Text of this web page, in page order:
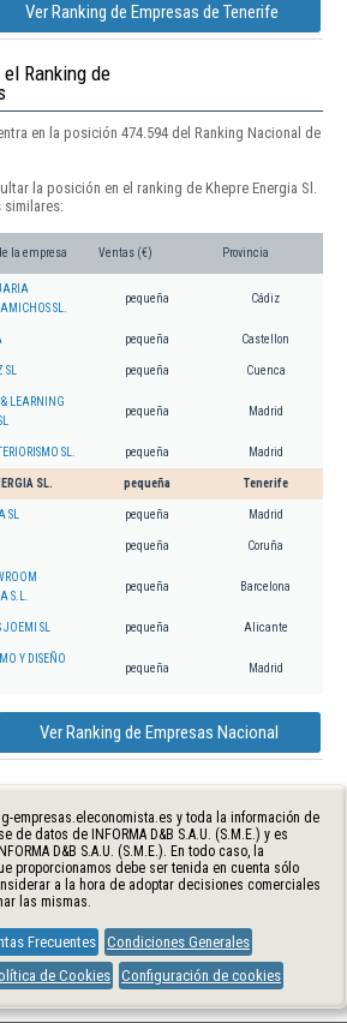
Ver Ranking de Empresas de Tenerife
el Ranking de
en la posición 474.594 del Ranking Nacional de
la posición en el ranking de Khepre Energia Sl.
similares:
la empresa Ventas (€) Provincia
SL.
pequeña Cádiz
pequeña Castellon
pequeña Cuenca
LEARNING
pequeña Madrid
SL. pequeña Madrid
SL. pequeña Tenerife
SL pequeña Madrid
pequeña Coruña
S.L.
pequeña Barcelona
SL pequeña Alicante
Y DISEÑO
pequeña Madrid
Ver Ranking de Empresas Nacional
empresas.eleconomista.es y toda la información de
de datos de INFORMA D&B S.A.U. (S.M.E.) y es
D&B S.A.U. (S.M.E.). En todo caso, la
proporcionamos debe ser tenida en cuenta sólo
a la hora de adoptar decisiones comerciales
las mismas.
Frecuentes
Condiciones Generales
de Cookies Configuración de cookies